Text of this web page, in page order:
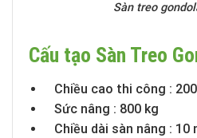
Sàn treo
Cấu tạo Sàn Treo
Chiều cao thi công :
Sức nâng : 800 kg
Chiều dài sàn nâng : 10